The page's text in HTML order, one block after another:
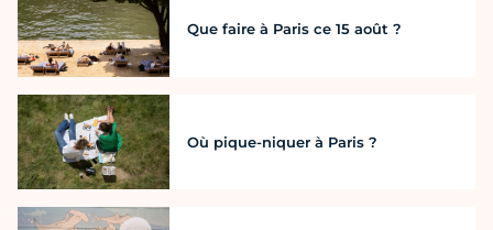
Que faire à Paris ce 15 août ?
Où pique-niquer à Paris ?